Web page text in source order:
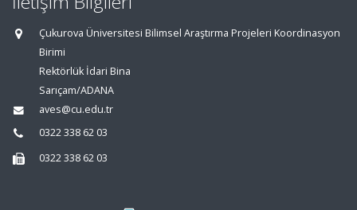
Çukurova Üniversitesi Bilimsel Araştırma Projeleri Koordinasyon
Birimi
Rektörlük İdari Bina
Sarıçam/ADANA
aves@cu.edu.tr
0322 338 62 03
0322 338 62 03